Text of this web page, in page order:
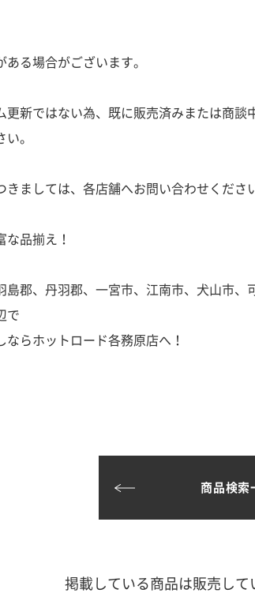
る場合がございます。
更新ではない為、既に販売済みまたは商談
。
ましては、各店舗へお問い合わせくださ
品揃え！
島郡、丹羽郡、一宮市、江南市、犬山市、
で
らホットロード各務原店へ！
商品検索
掲載している商品は販売して